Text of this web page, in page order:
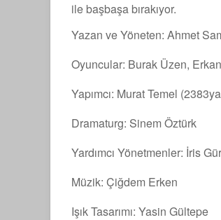
ile başbaşa bırakıyor.
Yazan ve Yöneten: Ahmet
Oyuncular: Burak Üzen,
Yapımcı: Murat Temel
Dramaturg: Sinem Öztürk
Yardımcı Yönetmenler: İris
Müzik: Çiğdem Erken
Işık Tasarımı: Yasin Gültepe